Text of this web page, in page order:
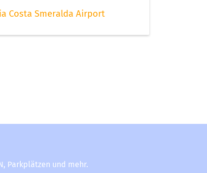
Costa Smeralda Airport
Parkplätzen und mehr.